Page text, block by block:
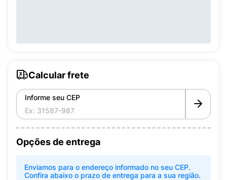
Calcular frete
Informe seu CEP
Opções de entrega
Enviamos para o endereço informado no seu CEP.
Confira abaixo o prazo de entrega para a sua região.